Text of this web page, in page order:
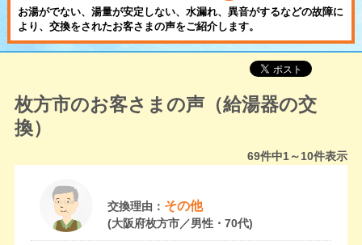
お湯がでない、湯量が安定しない、水漏れ、異音がするなどの故障に
より、交換をされたお客さまの声をご紹介します。
枚方市のお客さまの声（給湯器の交
換）
69件中1～10件表示
交換理由： その他
(大阪府枚方市／男性・70代)